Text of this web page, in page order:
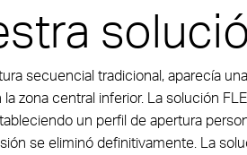
secuencial tradicional, aparecía
zona central inferior. La solución
un perfil de apertura
se eliminó definitivamente. La